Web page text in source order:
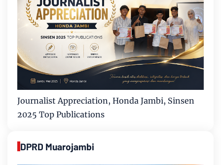
Journalist Appreciation, Honda Jambi, Sinsen
2025 Top Publications
DPRD Muarojambi